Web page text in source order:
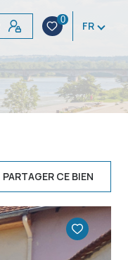
0 FR
PARTAGER CE BIEN